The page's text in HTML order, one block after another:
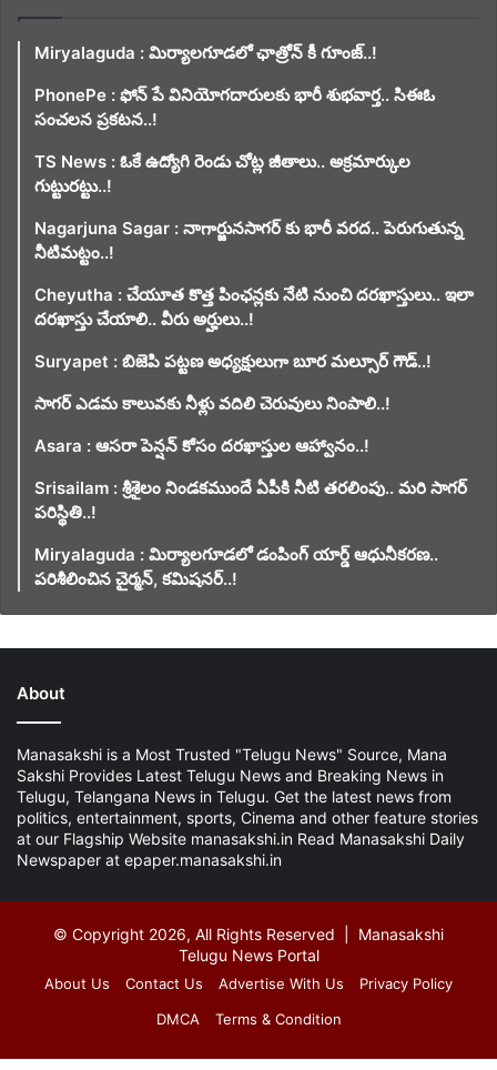
Miryalaguda : మిర్యాలగూడలో ఛాత్రోన్ కీ గూంజ్..!
PhonePe : ఫోన్ పే వినియోగదారులకు భారీ శుభవార్త.. సిఈఓ
సంచలన ప్రకటన..!
TS News : ఓకే ఉద్యోగి రెండు చోట్ల జీతాలు.. అక్రమార్కుల
గుట్టురట్టు..!
Nagarjuna Sagar : నాగార్జునసాగర్ కు భారీ వరద.. పెరుగుతున్న
నీటిమట్టం..!
Cheyutha : చేయూత కొత్త పింఛన్లకు నేటి నుంచి దరఖాస్తులు.. ఇలా
దరఖాస్తు చేయాలి.. వీరు అర్హులు..!
Suryapet : బిజెపి పట్టణ అధ్యక్షులుగా బూర మల్సూర్ గౌడ్..!
సాగర్ ఎడమ కాలువకు నీళ్లు వదిలి చెరువులు నింపాలి..!
Asara : ఆసరా పెన్షన్ కోసం దరఖాస్తుల ఆహ్వానం..!
Srisailam : శ్రీశైలం నిండకముందే ఏపీకి నీటి తరలింపు.. మరి సాగర్
పరిస్థితి..!
Miryalaguda : మిర్యాలగూడలో డంపింగ్ యార్డ్ ఆధునీకరణ..
పరిశీలించిన చైర్మన్, కమిషనర్..!
About
Manasakshi is a Most Trusted "Telugu News" Source, Mana
Sakshi Provides Latest Telugu News and Breaking News in
Telugu, Telangana News in Telugu. Get the latest news from
politics, entertainment, sports, Cinema and other feature stories
at our Flagship Website manasakshi.in Read Manasakshi Daily
Newspaper at epaper.manasakshi.in
© Copyright 2026, All Rights Reserved | Manasakshi
Telugu News Portal
About Us Contact Us Advertise With Us
Privacy Policy
DMCA
Terms & Condition